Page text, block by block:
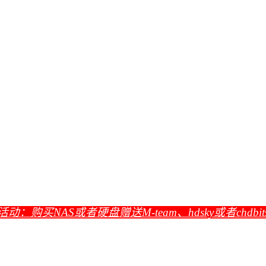
动：购买NAS或者硬盘赠送M-team、hdsky或者